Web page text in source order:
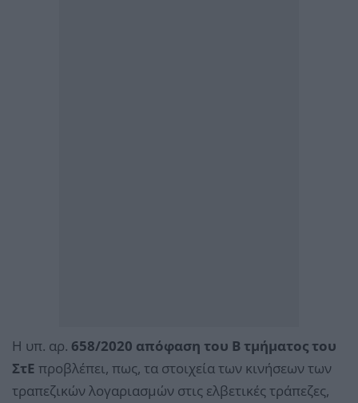
Η υπ. αρ. 658/2020 απόφαση του Β τμήματος του
ΣτΕ προβλέπει, πως, τα στοιχεία των κινήσεων των
τραπεζικών λογαριασμών στις ελβετικές τράπεζες,